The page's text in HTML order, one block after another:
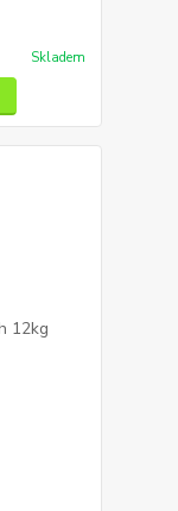
Skladem